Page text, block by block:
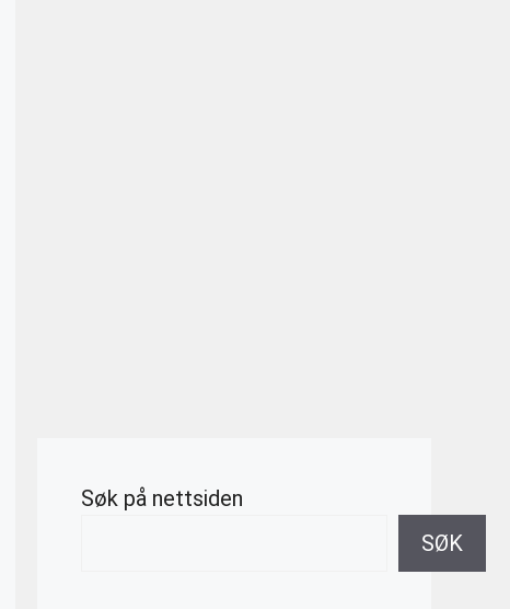
Søk på nettsiden
SØK